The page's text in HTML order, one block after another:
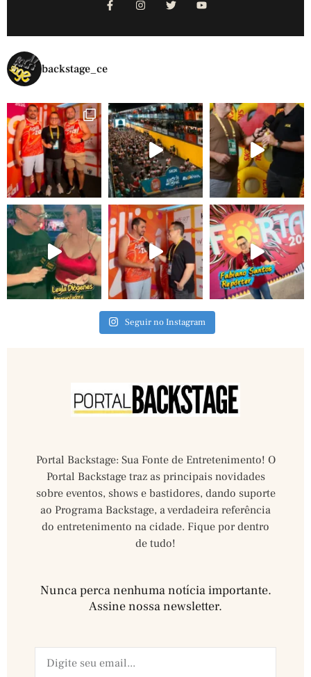
backstage_ce
Seguir no Instagram
Portal Backstage: Sua Fonte de Entretenimento! O
Portal Backstage traz as principais novidades
sobre eventos, shows e bastidores, dando suporte
ao Programa Backstage, a verdadeira referência
do entretenimento na cidade. Fique por dentro
de tudo!
Nunca perca nenhuma notícia importante.
Assine nossa newsletter.​